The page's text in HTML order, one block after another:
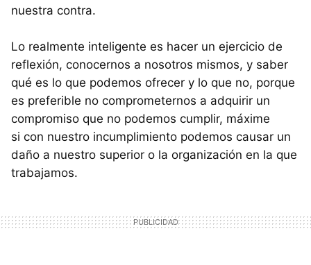
nuestra contra.
Lo realmente inteligente es hacer un ejercicio de
reflexión, conocernos a nosotros mismos, y saber
qué es lo que podemos ofrecer y lo que no, porque
es preferible no comprometernos a adquirir un
compromiso que no podemos cumplir, máxime
si con nuestro incumplimiento podemos causar un
daño a nuestro superior o la organización en la que
trabajamos.